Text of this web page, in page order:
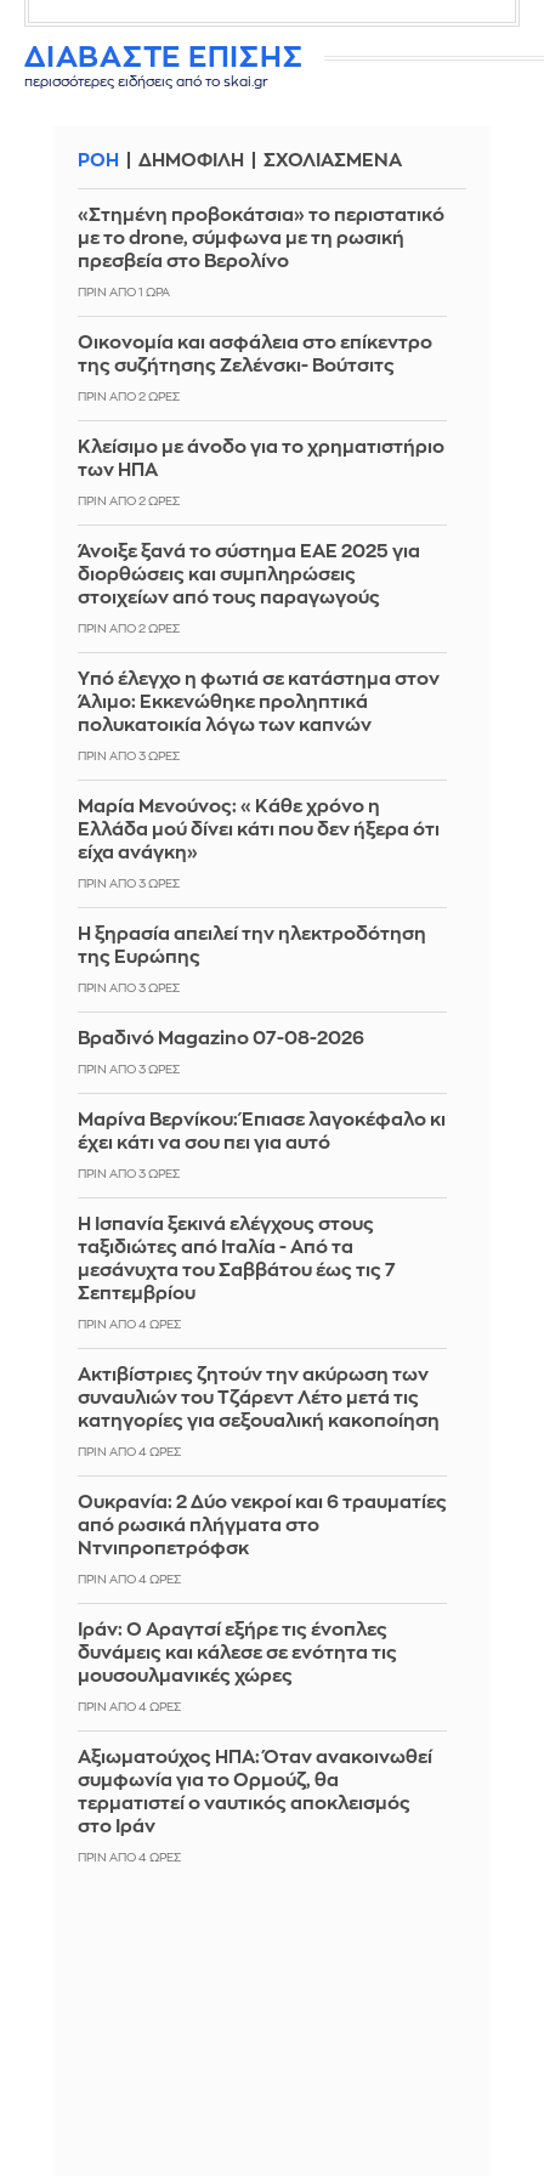
ΔΙΑΒΑΣΤΕ ΕΠΙΣΗΣ
περισσότερες ειδήσεις από το skai.gr
ΡΟΗ ΔΗΜΟΦΙΛΗ ΣΧΟΛΙΑΣΜΕΝΑ
«Στημένη προβοκάτσια» το περιστατικό
με το drone, σύμφωνα με τη ρωσική
πρεσβεία στο Βερολίνο
ΠΡΙΝ ΑΠΌ 1 ΏΡΑ
Οικονομία και ασφάλεια στο επίκεντρο
της συζήτησης Ζελένσκι- Βούτσιτς
ΠΡΙΝ ΑΠΌ 2 ΏΡΕΣ
Κλείσιμο με άνοδο για το χρηματιστήριο
των ΗΠΑ
ΠΡΙΝ ΑΠΌ 2 ΏΡΕΣ
Άνοιξε ξανά το σύστημα ΕΑΕ 2025 για
διορθώσεις και συμπληρώσεις
στοιχείων από τους παραγωγούς
ΠΡΙΝ ΑΠΌ 2 ΏΡΕΣ
Yπό έλεγχο η φωτιά σε κατάστημα στον
Άλιμο: Εκκενώθηκε προληπτικά
πολυκατοικία λόγω των καπνών
ΠΡΙΝ ΑΠΌ 3 ΏΡΕΣ
Μαρία Μενούνος: «Κάθε χρόνο η
Ελλάδα μού δίνει κάτι που δεν ήξερα ότι
είχα ανάγκη»
ΠΡΙΝ ΑΠΌ 3 ΏΡΕΣ
Η ξηρασία απειλεί την ηλεκτροδότηση
της Ευρώπης
ΠΡΙΝ ΑΠΌ 3 ΏΡΕΣ
Βραδινό Magazino 07-08-2026
ΠΡΙΝ ΑΠΌ 3 ΏΡΕΣ
Μαρίνα Βερνίκου: Έπιασε λαγοκέφαλο κι
έχει κάτι να σου πει για αυτό
ΠΡΙΝ ΑΠΌ 3 ΏΡΕΣ
Η Ισπανία ξεκινά ελέγχους στους
ταξιδιώτες από Ιταλία - Από τα
μεσάνυχτα του Σαββάτου έως τις 7
Σεπτεμβρίου
ΠΡΙΝ ΑΠΌ 4 ΏΡΕΣ
Ακτιβίστριες ζητούν την ακύρωση των
συναυλιών του Τζάρεντ Λέτο μετά τις
κατηγορίες για σεξουαλική κακοποίηση
ΠΡΙΝ ΑΠΌ 4 ΏΡΕΣ
Ουκρανία: 2 Δύο νεκροί και 6 τραυματίες
από ρωσικά πλήγματα στο
Ντνιπροπετρόφσκ
ΠΡΙΝ ΑΠΌ 4 ΏΡΕΣ
Ιράν: Ο Αραγτσί εξήρε τις ένοπλες
δυνάμεις και κάλεσε σε ενότητα τις
μουσουλμανικές χώρες
ΠΡΙΝ ΑΠΌ 4 ΏΡΕΣ
Αξιωματούχος ΗΠΑ: Όταν ανακοινωθεί
συμφωνία για το Ορμούζ, θα
τερματιστεί ο ναυτικός αποκλεισμός
στο Ιράν
ΠΡΙΝ ΑΠΌ 4 ΏΡΕΣ